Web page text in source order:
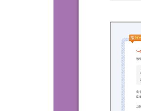
열아홉째마디ㆍ문법의 마
55 가정 표현 [～ば · ～と ·
01 맛보기 연습 및 실력 다